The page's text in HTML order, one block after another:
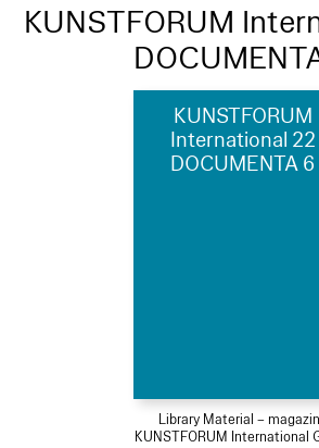
KUNSTFORUM
KUNSTFORUM
International 22
DOCUMENTA 6
Library Material –
KUNSTFORUM International